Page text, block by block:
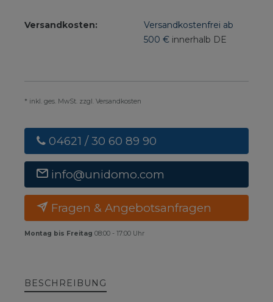
Versandkosten:
Versandkostenfrei ab
500 € innerhalb DE
* inkl. ges. MwSt. zzgl. Versandkosten
04621 / 30 60 89 90
info@unidomo.com
Fragen & Angebotsanfragen
Montag bis Freitag 08:00 - 17:00 Uhr
BESCHREIBUNG